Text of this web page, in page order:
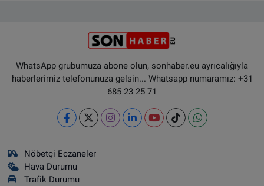
WhatsApp grubumuza abone olun, sonhaber.eu ayrıcalığıyla
haberlerimiz telefonunuza gelsin... Whatsapp numaramız: +31
685 23 25 71
Nöbetçi Eczaneler
Hava Durumu
Trafik Durumu